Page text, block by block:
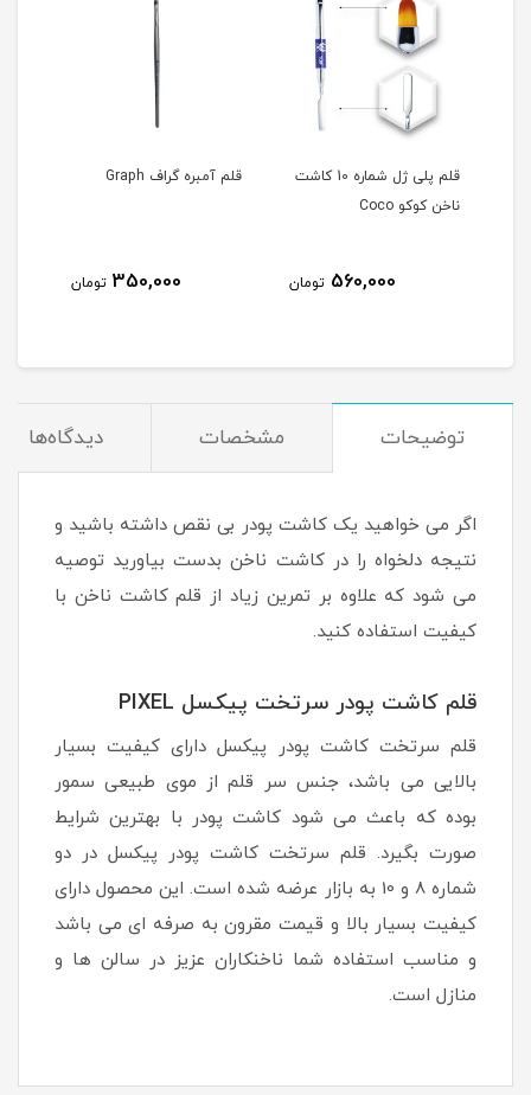
قلم پلی ژل شماره 10 کاشت
ناخن کوکو Coco
560,000 تومان
قلم آمبره گراف Graph
350,000 تومان
توضیحات مشخصات دیدگاه‌ها
اگر می خواهید یک کاشت پودر بی نقص داشته باشید و
نتیجه دلخواه را در کاشت ناخن بدست بیاورید توصیه
می شود که علاوه بر تمرین زیاد از قلم کاشت ناخن با
کیفیت استفاده کنید.
قلم کاشت پودر سرتخت پیکسل PIXEL
قلم سرتخت کاشت پودر پیکسل دارای کیفیت بسیار
بالایی می باشد، جنس سر قلم از موی طبیعی سمور
بوده که باعث می شود کاشت پودر با بهترین شرایط
صورت بگیرد. قلم سرتخت کاشت پودر پیکسل در دو
شماره 8 و 10 به بازار عرضه شده است. این محصول دارای
کیفیت بسیار بالا و قیمت مقرون به صرفه ای می باشد
و مناسب استفاده شما ناخنکاران عزیز در سالن ها و
منازل است.